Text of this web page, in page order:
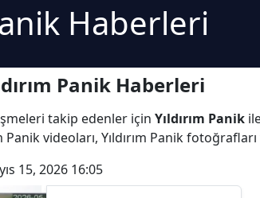
Haberleri
Panik Haberleri
takip edenler için Yıldırım Panik
Panik videoları, Yıldırım Panik
15, 2026 16:05